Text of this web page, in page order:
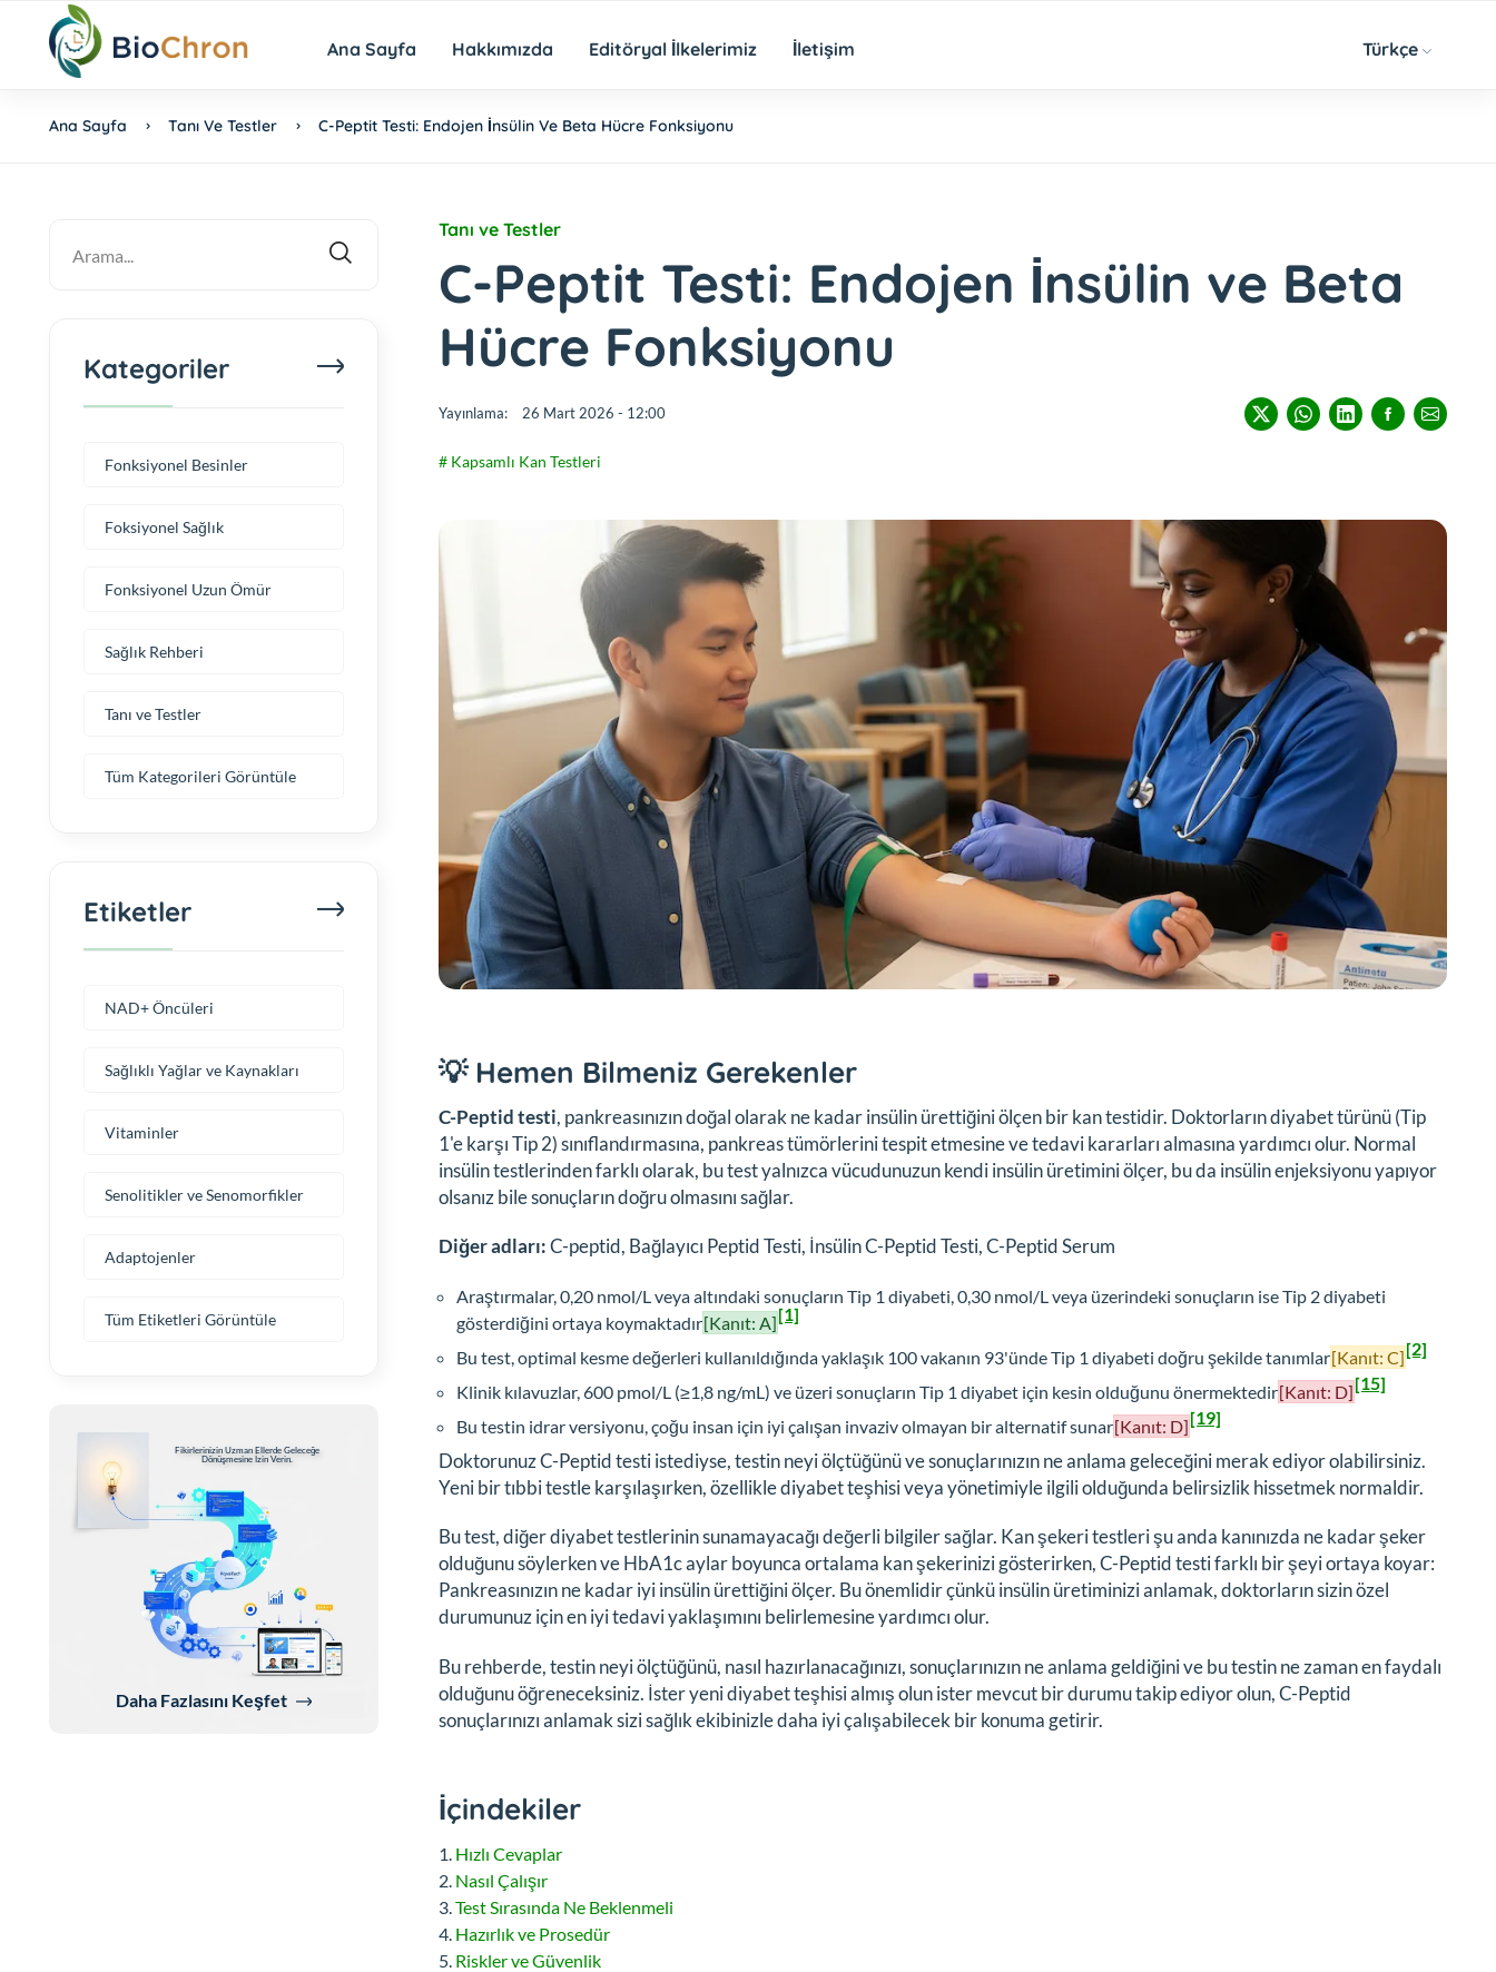
Ana Sayfa Hakkımızda Editöryal İlkelerimiz İletişim Türkçe
Ana Sayfa Tanı Ve Testler C-Peptit Testi: Endojen İnsülin Ve Beta Hücre Fonksiyonu
Tanı ve Testler
C-Peptit Testi: Endojen İnsülin ve Beta
Hücre Fonksiyonu
Yayınlama: 26 Mart 2026 - 12:00
# Kapsamlı Kan Testleri
💡 Hemen Bilmeniz Gerekenler
C-Peptid testi, pankreasınızın doğal olarak ne kadar insülin ürettiğini ölçen bir kan testidir. Doktorların diyabet türünü (Tip
1'e karşı Tip 2) sınıflandırmasına, pankreas tümörlerini tespit etmesine ve tedavi kararları almasına yardımcı olur. Normal
insülin testlerinden farklı olarak, bu test yalnızca vücudunuzun kendi insülin üretimini ölçer, bu da insülin enjeksiyonu yapıyor
olsanız bile sonuçların doğru olmasını sağlar.
Diğer adları:C-peptid, Bağlayıcı Peptid Testi, İnsülin C-Peptid Testi, C-Peptid Serum
Araştırmalar, 0,20 nmol/L veya altındaki sonuçların Tip 1 diyabeti, 0,30 nmol/L veya üzerindeki sonuçların ise Tip 2 diyabeti
gösterdiğini ortaya koymaktadır[Kanıt: A][1]
Bu test, optimal kesme değerleri kullanıldığında yaklaşık 100 vakanın 93'ünde Tip 1 diyabeti doğru şekilde tanımlar[Kanıt: C][2]
Klinik kılavuzlar, 600 pmol/L (≥1,8 ng/mL) ve üzeri sonuçların Tip 1 diyabet için kesin olduğunu önermektedir[Kanıt: D][15]
Bu testin idrar versiyonu, çoğu insan için iyi çalışan invaziv olmayan bir alternatif sunar[Kanıt: D][19]
Doktorunuz C-Peptid testi istediyse, testin neyi ölçtüğünü ve sonuçlarınızın ne anlama geleceğini merak ediyor olabilirsiniz.
Yeni bir tıbbi testle karşılaşırken, özellikle diyabet teşhisi veya yönetimiyle ilgili olduğunda belirsizlik hissetmek normaldir.
Bu test, diğer diyabet testlerinin sunamayacağı değerli bilgiler sağlar. Kan şekeri testleri şu anda kanınızda ne kadar şeker
olduğunu söylerken ve HbA1c aylar boyunca ortalama kan şekerinizi gösterirken, C-Peptid testi farklı bir şeyi ortaya koyar:
Pankreasınızın ne kadar iyi insülin ürettiğini ölçer. Bu önemlidir çünkü insülin üretiminizi anlamak, doktorların sizin özel
durumunuz için en iyi tedavi yaklaşımını belirlemesine yardımcı olur.
Bu rehberde, testin neyi ölçtüğünü, nasıl hazırlanacağınızı, sonuçlarınızın ne anlama geldiğini ve bu testin ne zaman en faydalı
olduğunu öğreneceksiniz. İster yeni diyabet teşhisi almış olun ister mevcut bir durumu takip ediyor olun, C-Peptid
sonuçlarınızı anlamak sizi sağlık ekibinizle daha iyi çalışabilecek bir konuma getirir.
İçindekiler
Hızlı Cevaplar
Nasıl Çalışır
Test Sırasında Ne Beklenmeli
Hazırlık ve Prosedür
Riskler ve Güvenlik
Kategoriler
Fonksiyonel Besinler
Foksiyonel Sağlık
Fonksiyonel Uzun Ömür
Sağlık Rehberi
Tanı ve Testler
Tüm Kategorileri Görüntüle
Etiketler
NAD+ Öncüleri
Sağlıklı Yağlar ve Kaynakları
Vitaminler
Senolitikler ve Senomorfikler
Adaptojenler
Tüm Etiketleri Görüntüle
Fikirlerinizin Uzman Ellerde Geleceğe
Dönüşmesine İzin Verin.
Daha Fazlasını Keşfet